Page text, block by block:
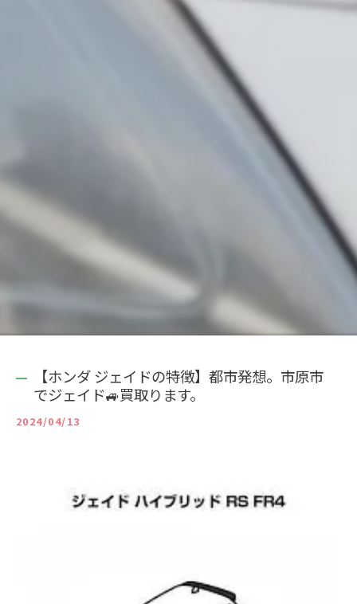
【ホンダ ジェイドの特徴】都市発想。市原市
でジェイド🚙買取ります。
2024/04/13